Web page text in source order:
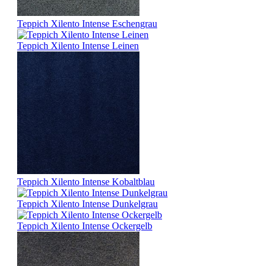
Teppich Xilento Intense Eschengrau
Teppich Xilento Intense Leinen
Teppich Xilento Intense Kobaltblau
Teppich Xilento Intense Dunkelgrau
Teppich Xilento Intense Ockergelb